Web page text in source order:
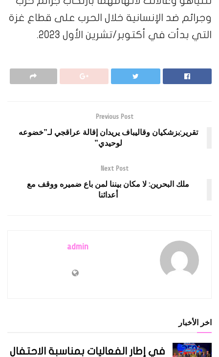
وجرائم ضد الإنسانية خلال الحرب على قطاع غزة
التي بدأت في أكتوبر/تشرين الأول 2023.
Previous Post
تقرير:بزشكيان وقاليباف يريدان إقالة عراقجي لـ”خضوعه
لوحيدي”
Next Post
ملك البحرين: لا مكان بيننا لمن باع ضميره ووقف مع
أعدائنا
admin
اخر الأخبار
في إطار الفعاليات بمناسبة الاحتفال